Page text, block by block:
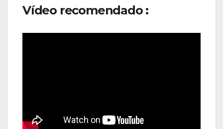
Vídeo recomendado :